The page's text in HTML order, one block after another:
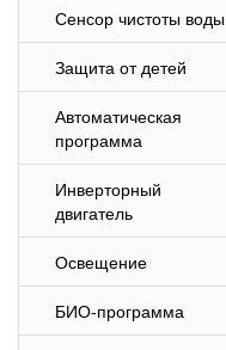
Сенсор чистоты воды
Защита от детей
Автоматическая
программа
Инверторный
двигатель
Освещение
БИО-программа